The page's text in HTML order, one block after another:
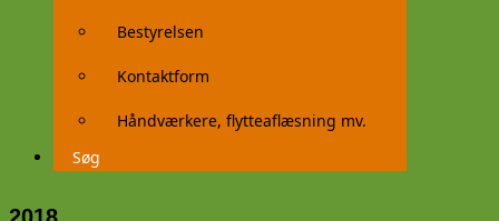
Bestyrelsen
Kontaktform
Håndværkere, flytteaflæsning mv.
Søg